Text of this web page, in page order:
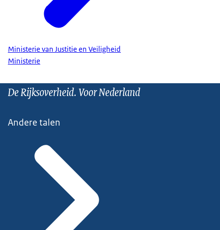
Ministerie van Justitie en Veiligheid
Ministerie
De Rijksoverheid. Voor Nederland
Andere talen